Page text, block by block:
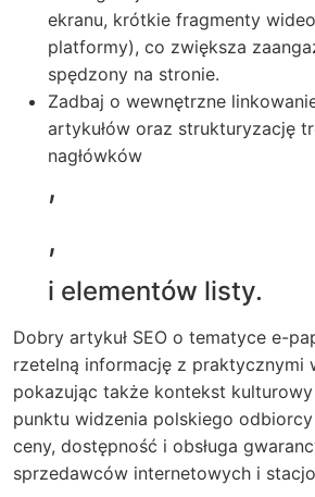
ekranu, krótkie fragmenty
platformy), co zwiększa
spędzony na stronie.
Zadbaj o wewnętrzne
artykułów oraz strukturyzację
nagłówków
,
,
i elementów listy.
Dobry artykuł SEO o tematyce e-
rzetelną informację z praktycznymi
pokazując także kontekst
punktu widzenia polskiego
ceny, dostępność i obsługa
sprzedawców internetowych i